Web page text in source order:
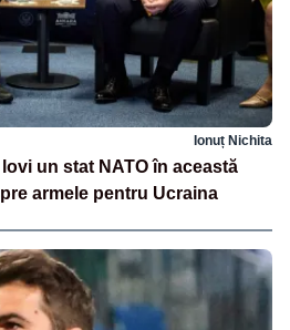
Ionuț Nichita
un stat NATO în această
armele pentru Ucraina